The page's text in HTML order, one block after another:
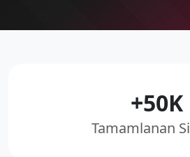
+50K
Tamamlanan